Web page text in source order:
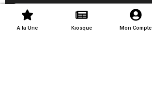
A la Une Kiosque Mon Compte